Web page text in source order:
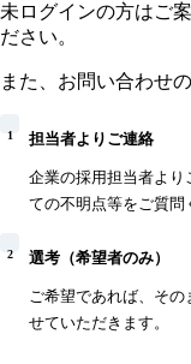
未ログインの方はご
ださい。
また、お問い合わせ
1 担当者よりご連絡
企業の採用担当者よ
ての不明点等をご質問
2 選考（希望者のみ）
ご希望であれば、そ
せていただきます。